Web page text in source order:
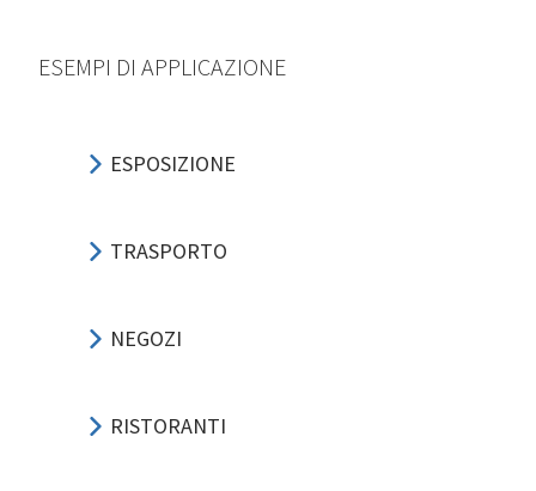
ESEMPI DI APPLICAZIONE
ESPOSIZIONE
TRASPORTO
NEGOZI
RISTORANTI